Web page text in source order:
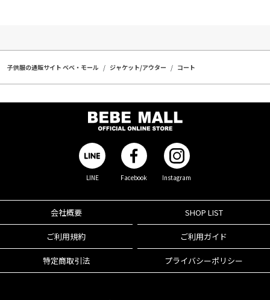
子供服の通販サイト ベベ・モール ジャケット/アウター コート
LINE Facebook Instagram
会社概要 SHOP LIST
ご利用規約 ご利用ガイド
特定商取引法 プライバシーポリシー